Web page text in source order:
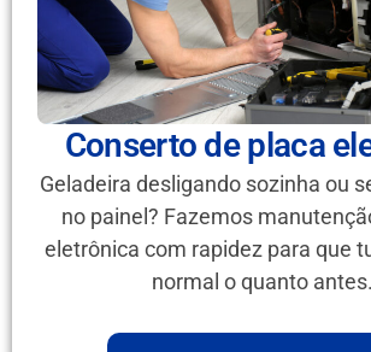
Conserto de placa
Geladeira desligando sozinha ou
no painel? Fazemos
eletrônica com rapidez para que
normal o quanto antes.